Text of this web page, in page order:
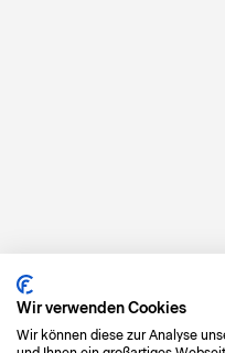
Wir verwenden Cookies
Wir können diese zur Analyse